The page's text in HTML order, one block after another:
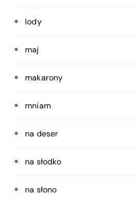
lody
maj
makarony
mniam
na deser
na słodko
na słono